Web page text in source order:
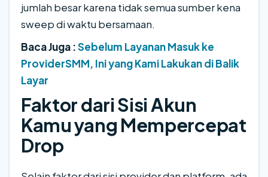
jumlah besar karena tidak semua sumber kena
sweep di waktu bersamaan.
Baca Juga :Sebelum Layanan Masuk ke
ProviderSMM, Ini yang Kami Lakukan di Balik
Layar
Faktor dari Sisi Akun
Kamu yang Mempercepat
Drop